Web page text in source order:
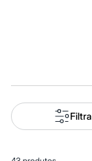
A partir de 60%
Roupas
Blusas e
Básicos
Calças